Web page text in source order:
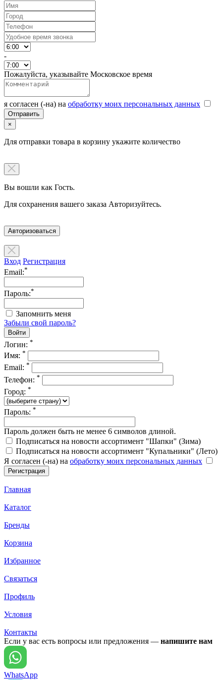
-
Пожалуйста, указывайте Московское время
я согласен (-на) на обработку моих персональных данных
×
Для отправки товара в корзину укажите количество
Вы вошли как Гость.
Для сохранения вашего заказа Авторизуйтесь.
Авторизоваться
Вход Регистрация
Email:*
Пароль:*
Запомнить меня
Забыли свой пароль?
Логин: *
Имя: *
Email: *
Телефон: *
Город: *
Пароль: *
Пароль должен быть не менее 6 символов длиной.
Подписаться на новости ассортимент "Шапки" (Зима)
Подписаться на новости ассортимент "Купальники" (Лето)
Я согласен (-на) на обработку моих персональных данных
Главная
Каталог
Бренды
Корзина
Избранное
Связаться
Профиль
Условия
Контакты
Если у вас есть вопросы или предложения — напишите нам
WhatsApp